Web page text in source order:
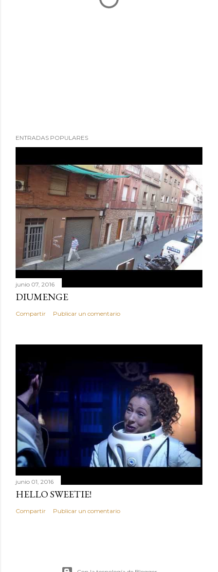
ENTRADAS POPULARES
junio 07, 2016
DIUMENGE
Compartir Publicar un comentario
junio 01, 2016
HELLO SWEETIE!
Compartir Publicar un comentario